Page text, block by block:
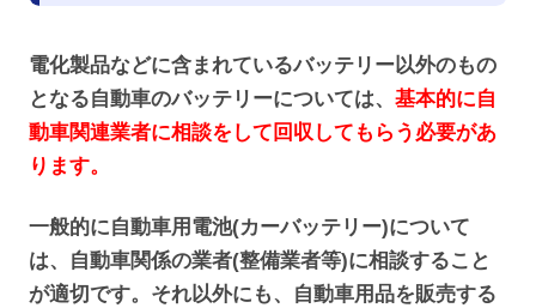
電化製品などに含まれているバッテリー以外のもの
となる自動車のバッテリーについては、 基本的に自
動車関連業者に相談をして回収してもらう必要があ
ります。
一般的に自動車用電池(カーバッテリー)について
は、自動車関係の業者(整備業者等)に相談すること
が適切です。それ以外にも、自動車用品を販売する